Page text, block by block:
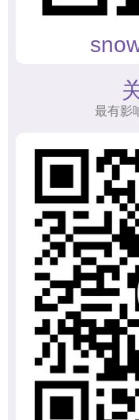
最有影